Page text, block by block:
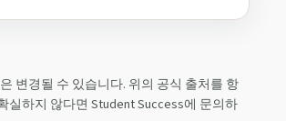
변경될 수 있습니다. 위의 공식 출처를 항
실하지 않다면 Student Success에 문의하